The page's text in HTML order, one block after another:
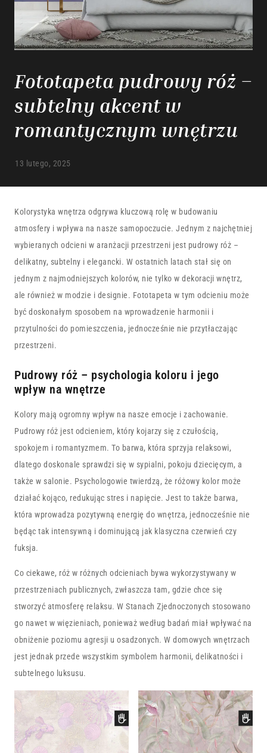
Fototapeta pudrowy róż –
subtelny akcent w
romantycznym wnętrzu
13 lutego, 2025
Kolorystyka wnętrza odgrywa kluczową rolę w budowaniu
atmosfery i wpływa na nasze samopoczucie. Jednym z najchętniej
wybieranych odcieni w aranżacji przestrzeni jest pudrowy róż –
delikatny, subtelny i elegancki. W ostatnich latach stał się on
jednym z najmodniejszych kolorów, nie tylko w dekoracji wnętrz,
ale również w modzie i designie. Fototapeta w tym odcieniu może
być doskonałym sposobem na wprowadzenie harmonii i
przytulności do pomieszczenia, jednocześnie nie przytłaczając
przestrzeni.
Pudrowy róż – psychologia koloru i jego
wpływ na wnętrze
Kolory mają ogromny wpływ na nasze emocje i zachowanie.
Pudrowy róż jest odcieniem, który kojarzy się z czułością,
spokojem i romantyzmem. To barwa, która sprzyja relaksowi,
dlatego doskonale sprawdzi się w sypialni, pokoju dziecięcym, a
także w salonie. Psychologowie twierdzą, że różowy kolor może
działać kojąco, redukując stres i napięcie. Jest to także barwa,
która wprowadza pozytywną energię do wnętrza, jednocześnie nie
będąc tak intensywną i dominującą jak klasyczna czerwień czy
fuksja.
Co ciekawe, róż w różnych odcieniach bywa wykorzystywany w
przestrzeniach publicznych, zwłaszcza tam, gdzie chce się
stworzyć atmosferę relaksu. W Stanach Zjednoczonych stosowano
go nawet w więzieniach, ponieważ według badań miał wpływać na
obniżenie poziomu agresji u osadzonych. W domowych wnętrzach
jest jednak przede wszystkim symbolem harmonii, delikatności i
subtelnego luksusu.